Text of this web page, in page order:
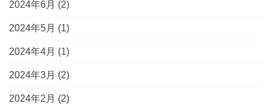
2024年6月 (2)
2024年5月 (1)
2024年4月 (1)
2024年3月 (2)
2024年2月 (2)